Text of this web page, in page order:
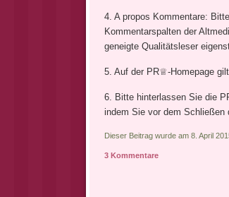
4. A propos Kommentare:
Kommentarspalten der
geneigte Qualitätsleser
5. Auf der PR♕-Homepage
6. Bitte hinterlassen Sie die
indem Sie vor dem Schließen
Dieser Beitrag wurde am 8. April
3 Kommentare